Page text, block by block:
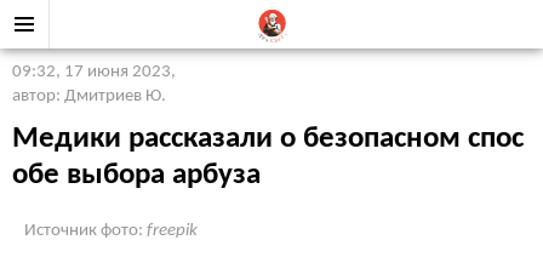
09:32, 17 июня 2023,
автор: Дмитриев Ю.
Медики рассказали о безопасном спос
обе выбора арбуза
Источник фото: freepik